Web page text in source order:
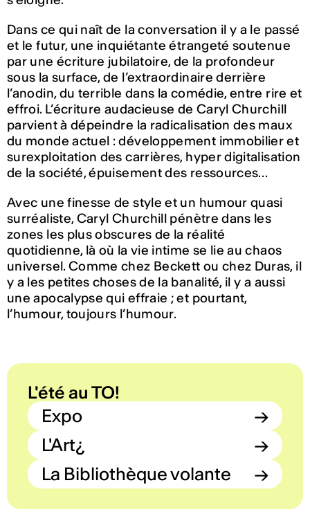
Dans ce qui naît de la conversation il y a le passé
et le futur, une inquiétante étrangeté soutenue
par une écriture jubilatoire, de la profondeur
sous la surface, de l’extraordinaire derrière
l’anodin, du terrible dans la comédie, entre rire et
effroi. L’écriture audacieuse de Caryl Churchill
parvient à dépeindre la radicalisation des maux
du monde actuel : développement immobilier et
surexploitation des carrières, hyper digitalisation
de la société, épuisement des ressources…
Avec une finesse de style et un humour quasi
surréaliste, Caryl Churchill pénètre dans les
zones les plus obscures de la réalité
quotidienne, là où la vie intime se lie au chaos
universel. Comme chez Beckett ou chez Duras, il
y a les petites choses de la banalité, il y a aussi
une apocalypse qui effraie ; et pourtant,
l’humour, toujours l’humour.
L'été au TO!
Expo
→
L'Art¿
→
La Bibliothèque volante
→